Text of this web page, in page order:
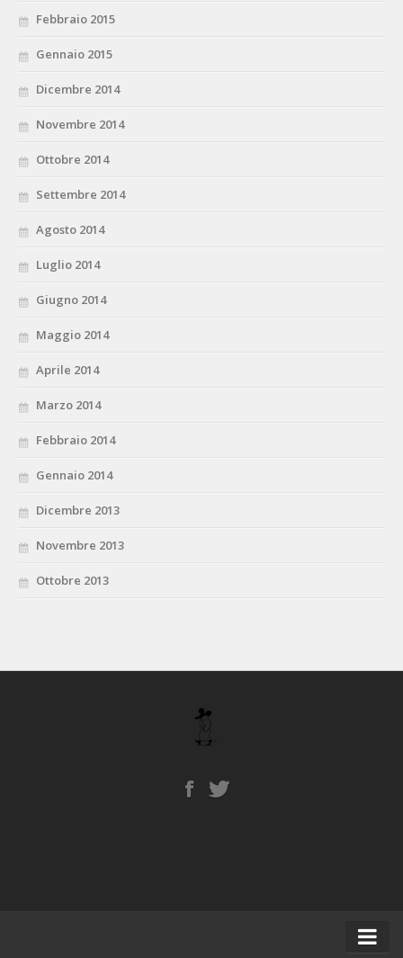
Febbraio 2015
Gennaio 2015
Dicembre 2014
Novembre 2014
Ottobre 2014
Settembre 2014
Agosto 2014
Luglio 2014
Giugno 2014
Maggio 2014
Aprile 2014
Marzo 2014
Febbraio 2014
Gennaio 2014
Dicembre 2013
Novembre 2013
Ottobre 2013